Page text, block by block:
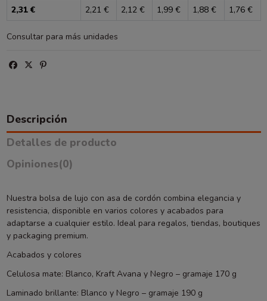
2,31 €
2,21 € 2,12 € 1,99 € 1,88 € 1,76 €
Consultar para más unidades
Descripción
Detalles de producto
Opiniones(0)
Nuestra bolsa de lujo con asa de cordón combina elegancia y
resistencia, disponible en varios colores y acabados para
adaptarse a cualquier estilo. Ideal para regalos, tiendas, boutiques
y packaging premium.
Acabados y colores
Celulosa mate: Blanco, Kraft Avana y Negro – gramaje 170 g
Laminado brillante: Blanco y Negro – gramaje 190 g